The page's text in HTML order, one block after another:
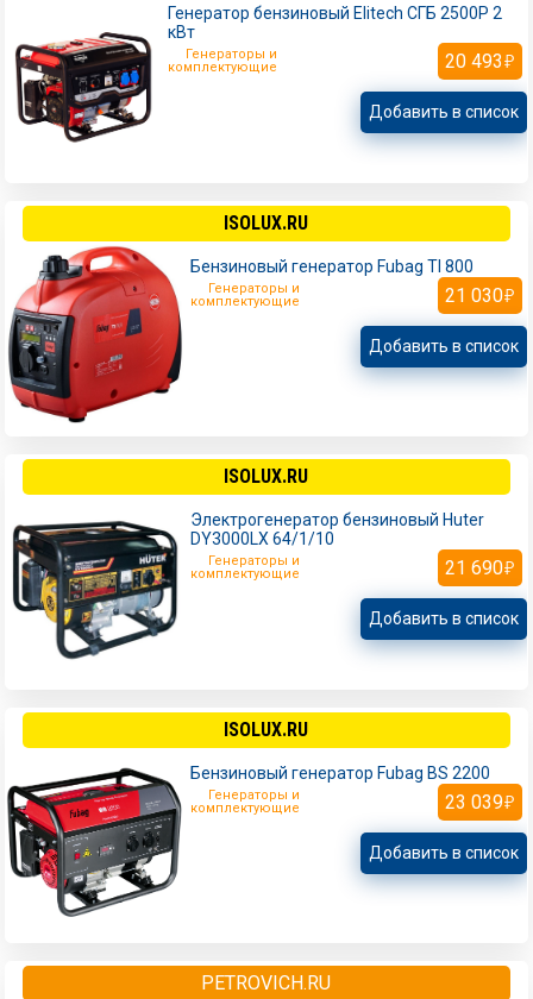
Генератор бензиновый Elitech СГБ 2500Р 2
кВт
Генераторы и
комплектующие
20 493
Добавить в список
ISOLUX.RU
Бензиновый генератор Fubag TI 800
Генераторы и
комплектующие
21 030
Добавить в список
ISOLUX.RU
Электрогенератор бензиновый Huter
DY3000LX 64/1/10
Генераторы и
комплектующие
21 690
Добавить в список
ISOLUX.RU
Бензиновый генератор Fubag BS 2200
Генераторы и
комплектующие
23 039
Добавить в список
PETROVICH.RU